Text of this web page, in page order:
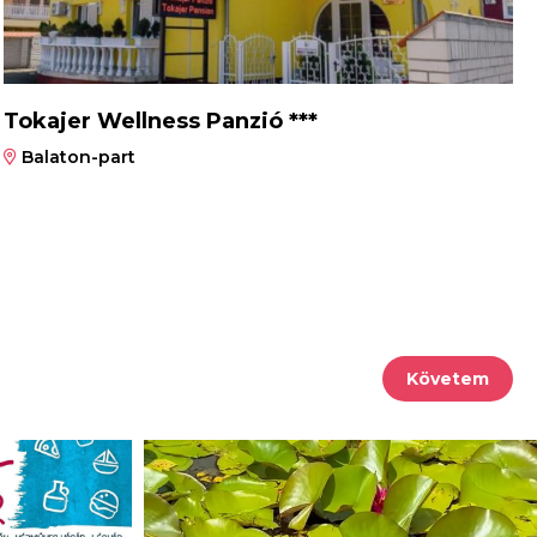
Tokajer Wellness Panzió ***
Balaton-part
Követem